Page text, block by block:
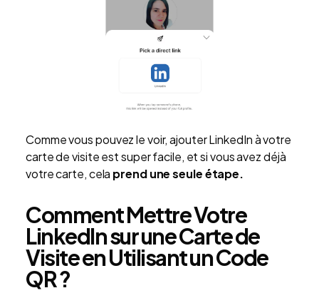
Comme vous pouvez le voir, ajouter LinkedIn à votre
carte de visite est super facile, et si vous avez déjà
votre carte, cela prend une seule étape.
Comment Mettre Votre
LinkedIn sur une Carte de
Visite en Utilisant un Code
QR ?